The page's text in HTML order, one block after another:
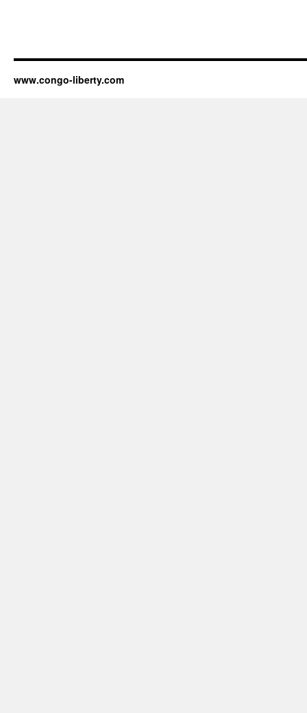
www.congo-liberty.com